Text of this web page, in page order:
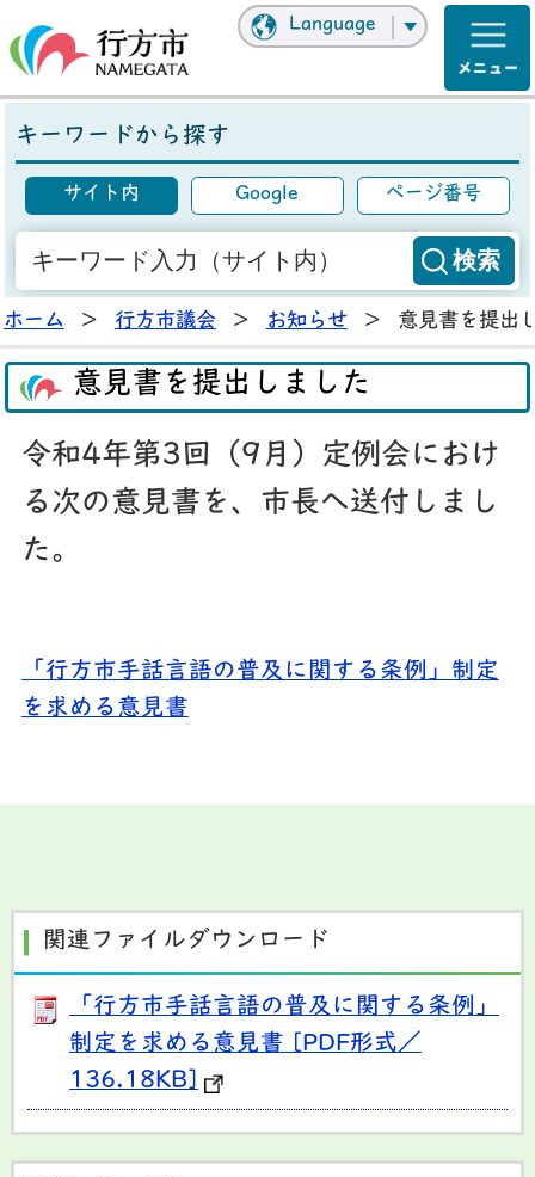
Language
キーワードから探す
サイト内 Google ページ番号
ホーム > 行方市議会 > お知らせ > 意見書を提出
意見書を提出しました
令和4年第3回（9月）定例会におけ
る次の意見書を、市長へ送付しまし
た。
「行方市手話言語の普及に関する条例」制定
を求める意見書
関連ファイルダウンロード
「行方市手話言語の普及に関する条例」
制定を求める意見書 [PDF形式／
136.18KB]